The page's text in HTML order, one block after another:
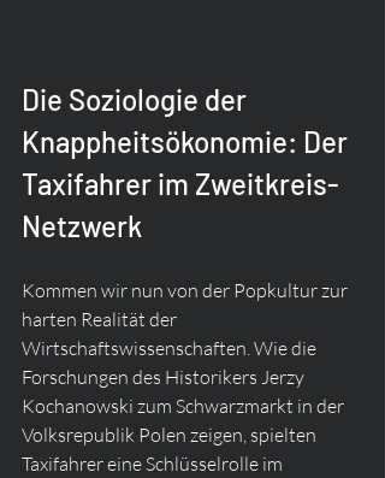
Die Soziologie der
Knappheitsökonomie: Der
Taxifahrer im Zweitkreis-
Netzwerk
Kommen wir nun von der Popkultur zur
harten Realität der
Wirtschaftswissenschaften. Wie die
Forschungen des Historikers Jerzy
Kochanowski zum Schwarzmarkt in der
Volksrepublik Polen zeigen, spielten
Taxifahrer eine Schlüsselrolle im